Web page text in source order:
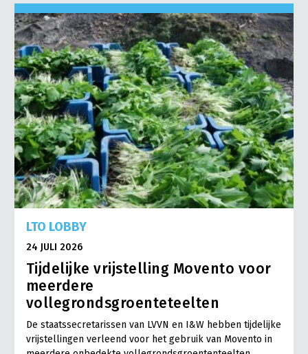
LTO LOBBY
24 JULI 2026
Tijdelijke vrijstelling Movento voor
meerdere
vollegrondsgroenteteelten
De staatssecretarissen van LVVN en I&W hebben tijdelijke
vrijstellingen verleend voor het gebruik van Movento in